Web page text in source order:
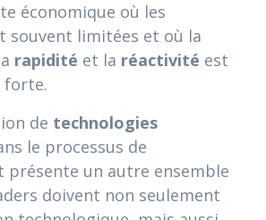
économique où les
souvent limitées et où la
rapidité et la réactivité est
forte.
de technologies
le processus de
présente un autre ensemble
doivent non seulement